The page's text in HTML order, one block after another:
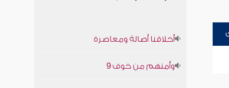
أخلاقنا أصالة ومعاصرة
وأمنهم من خوف 9